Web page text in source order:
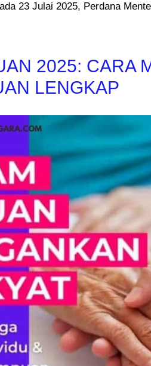
23 Julai 2025, Perdana
2025: CARA
LENGKAP